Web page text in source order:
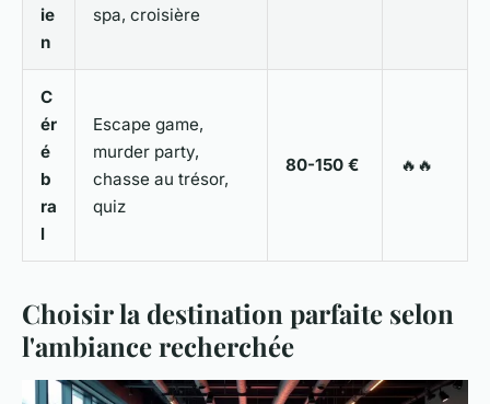
ie
n
spa, croisière
C
ér
é
b
ra
l
Escape game,
murder party,
chasse au trésor,
quiz
80-150 € 🔥🔥
Choisir la destination parfaite selon
l'ambiance recherchée